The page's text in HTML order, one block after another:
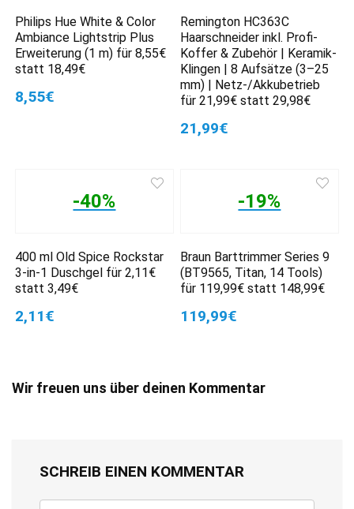
Philips Hue White & Color
Ambiance Lightstrip Plus
Erweiterung (1 m) für 8,55€
statt 18,49€
8,55€
Remington HC363C
Haarschneider inkl. Profi-
Koffer & Zubehör | Keramik-
Klingen | 8 Aufsätze (3–25
mm) | Netz-/Akkubetrieb
für 21,99€ statt 29,98€
21,99€
-40%
400 ml Old Spice Rockstar
3-in-1 Duschgel für 2,11€
statt 3,49€
2,11€
-19%
Braun Barttrimmer Series 9
(BT9565, Titan, 14 Tools)
für 119,99€ statt 148,99€
119,99€
Wir freuen uns über deinen Kommentar
SCHREIB EINEN KOMMENTAR